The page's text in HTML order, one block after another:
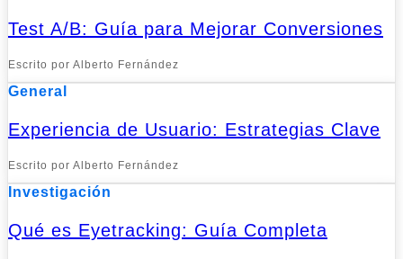
Test A/B: Guía para Mejorar Conversiones
Escrito por Alberto Fernández
General
Experiencia de Usuario: Estrategias Clave
Escrito por Alberto Fernández
Investigación
Qué es Eyetracking: Guía Completa